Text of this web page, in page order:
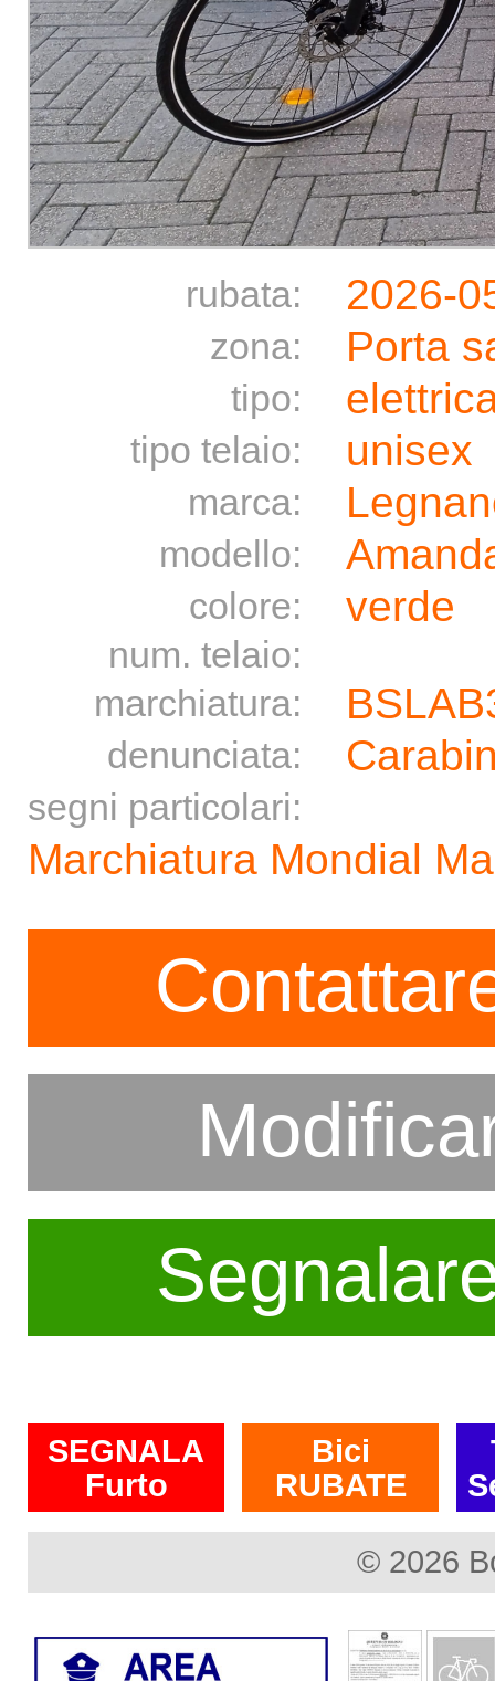
rubata: 2026-
zona: Porta
tipo:
tipo telaio: unisex
marca:
modello:
colore: verde
num. telaio:
marchiatura:
denunciata:
segni particolari:
Marchiatura Mondial
SEGNALA
Furto
Bici
RUBATE
© 2026